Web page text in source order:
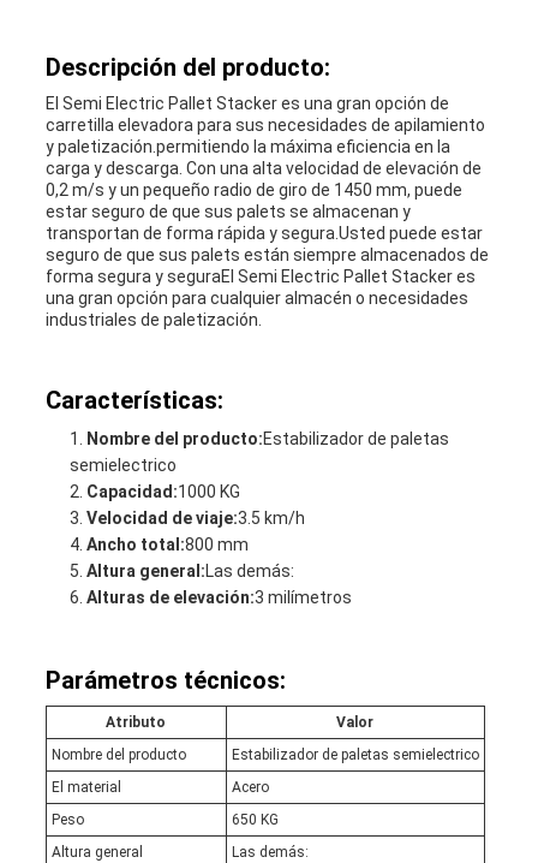
SITIO
PRIVACY
POLICY
Descripción del producto:
El Semi Electric Pallet Stacker es una gran opción de
carretilla elevadora para sus necesidades de apilamiento
y paletización.permitiendo la máxima eficiencia en la
carga y descarga. Con una alta velocidad de elevación de
0,2 m/s y un pequeño radio de giro de 1450 mm, puede
estar seguro de que sus palets se almacenan y
transportan de forma rápida y segura.Usted puede estar
seguro de que sus palets están siempre almacenados de
forma segura y seguraEl Semi Electric Pallet Stacker es
una gran opción para cualquier almacén o necesidades
industriales de paletización.
Características:
Nombre del producto:Estabilizador de paletas
semielectrico
Capacidad:1000 KG
Velocidad de viaje:3.5 km/h
Ancho total:800 mm
Altura general:Las demás:
Alturas de elevación:3 milímetros
Parámetros técnicos:
Atributo
Valor
Nombre del producto
Estabilizador de paletas semielectrico
El material
Acero
Peso
650 KG
Altura general
Las demás: